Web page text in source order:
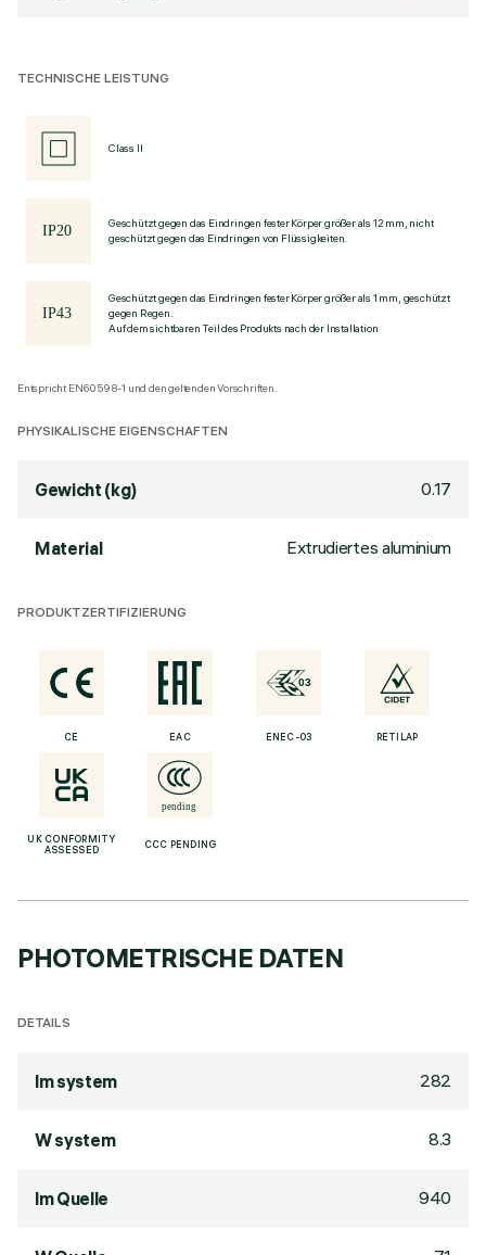
TECHNISCHE LEISTUNG
Class II
Geschützt gegen das Eindringen fester Körper größer als 12 mm, nicht
geschützt gegen das Eindringen von Flüssigkeiten.
Geschützt gegen das Eindringen fester Körper größer als 1 mm, geschützt
gegen Regen.
Auf dem sichtbaren Teil des Produkts nach der Installation
Entspricht EN60598-1 und den geltenden Vorschriften.
PHYSIKALISCHE EIGENSCHAFTEN
Gewicht (kg) 0.17
Material Extrudiertes aluminium
PRODUKTZERTIFIZIERUNG
CE EAC ENEC-03 RETILAP
UK CONFORMITY
ASSESSED
CCC PENDING
PHOTOMETRISCHE DATEN
DETAILS
lm system 282
W system 8.3
lm Quelle 940